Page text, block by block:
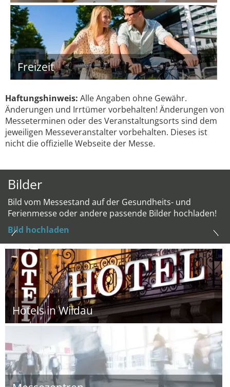
Freizeit
Haftungshinweis: Alle Angaben ohne Gewähr.
Änderungen und Irrtümer vorbehalten! Änderungen von
Messeterminen oder des Veranstaltungsorts sind dem
jeweiligen Messeveranstalter vorbehalten. Dieses ist
nicht die offizielle Webseite der Messe.
Bilder
Bild vom Messestand auf der Gesundheits- und
Ferienmesse oder andere passende Bilder hochladen!
Bild hochladen
Hotels in Wildau